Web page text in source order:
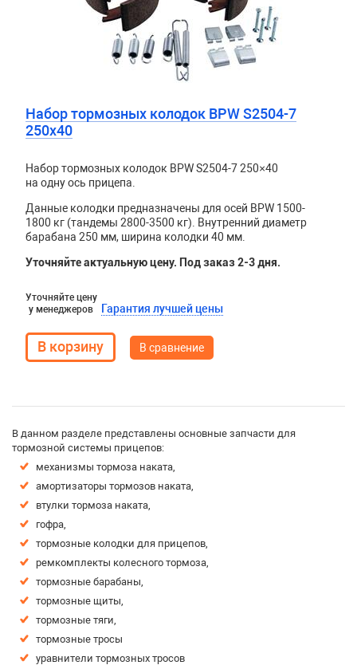
Набор тормозных колодок BPW S2504-7
250х40
Набор тормозных колодок BPW S2504-7 250×40
на одну ось прицепа.
Данные колодки предназначены для осей BPW 1500-
1800 кг (тандемы 2800-3500 кг). Внутренний диаметр
барабана 250 мм, ширина колодки 40 мм.
Уточняйте актуальную цену. Под заказ 2-3 дня.
Уточняйте цену
у менеджеров
Гарантия лучшей цены
В сравнение
В данном разделе представлены основные запчасти для
тормозной системы прицепов:
механизмы тормоза наката,
амортизаторы тормозов наката,
втулки тормоза наката,
гофра,
тормозные колодки для прицепов,
ремкомплекты колесного тормоза,
тормозные барабаны,
тормозные щиты,
тормозные тяги,
тормозные тросы
уравнители тормозных тросов